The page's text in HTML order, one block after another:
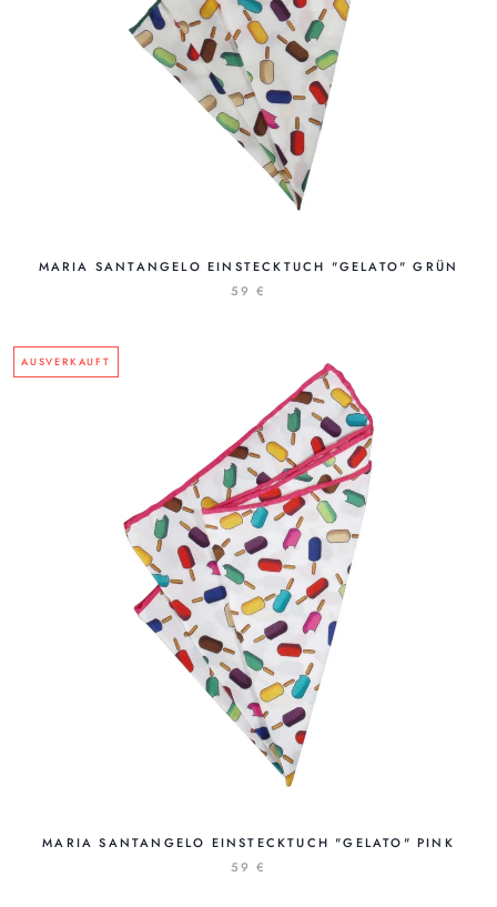
MARIA SANTANGELO EINSTECKTUCH "GELATO" GRÜN
59 €
AUSVERKAUFT
MARIA SANTANGELO EINSTECKTUCH "GELATO" PINK
59 €